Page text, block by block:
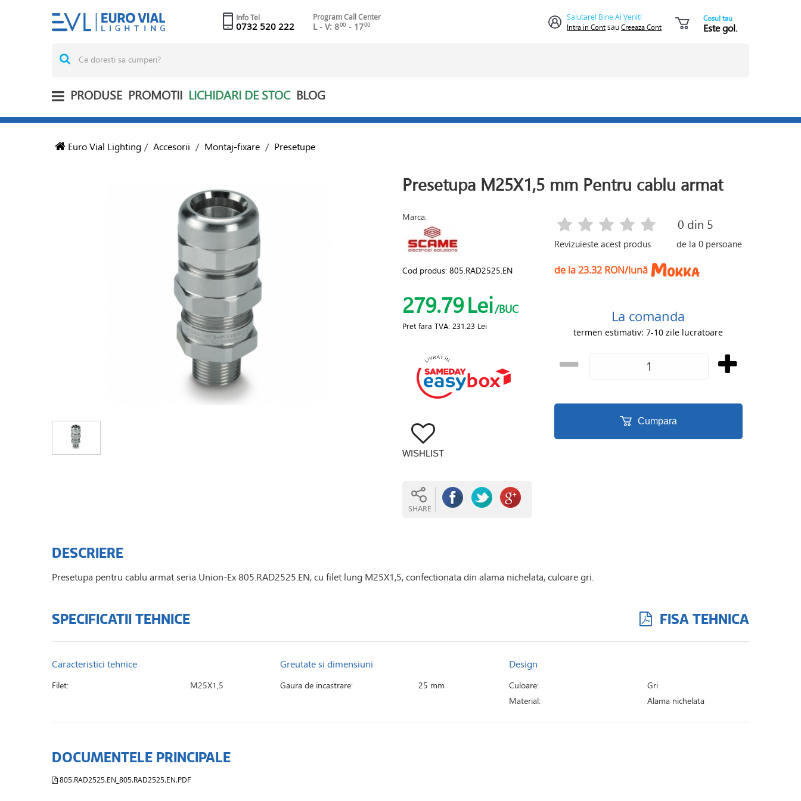
Info Tel
0732 520 222
Program Call Center
L - V: 800 - 1700
Salutare! Bine Ai Venit!
Intra in ContsauCreeaza Cont
Cosul tau
Este gol.
PRODUSE PROMOTII LICHIDARI DE STOC BLOG
Euro Vial Lighting / Accesorii / Montaj-fixare / Presetupe
Presetupa M25X1,5 mm Pentru cablu armat
Marca:
Cod produs:805.RAD2525.EN
279.79Lei/BUC
Pret fara TVA: 231.23 Lei
WISHLIST
SHARE
Revizuieste acest produs
0 din 5
de la0 persoane
de la 23.32 RON/lună
La comanda
termen estimativ: 7-10 zile lucratoare
Cumpara
DESCRIERE
Presetupa pentru cablu armat seria Union-Ex 805.RAD2525.EN, cu filet lung M25X1,5, confectionata din alama nichelata, culoare gri.
SPECIFICATII TEHNICE FISA TEHNICA
Caracteristici tehnice
Filet: M25X1,5
Greutate si dimensiuni
Gaura de incastrare: 25 mm
Design
Culoare:
Gri
Material:
Alama nichelata
DOCUMENTELE PRINCIPALE
805.RAD2525.EN_805.RAD2525.EN.PDF